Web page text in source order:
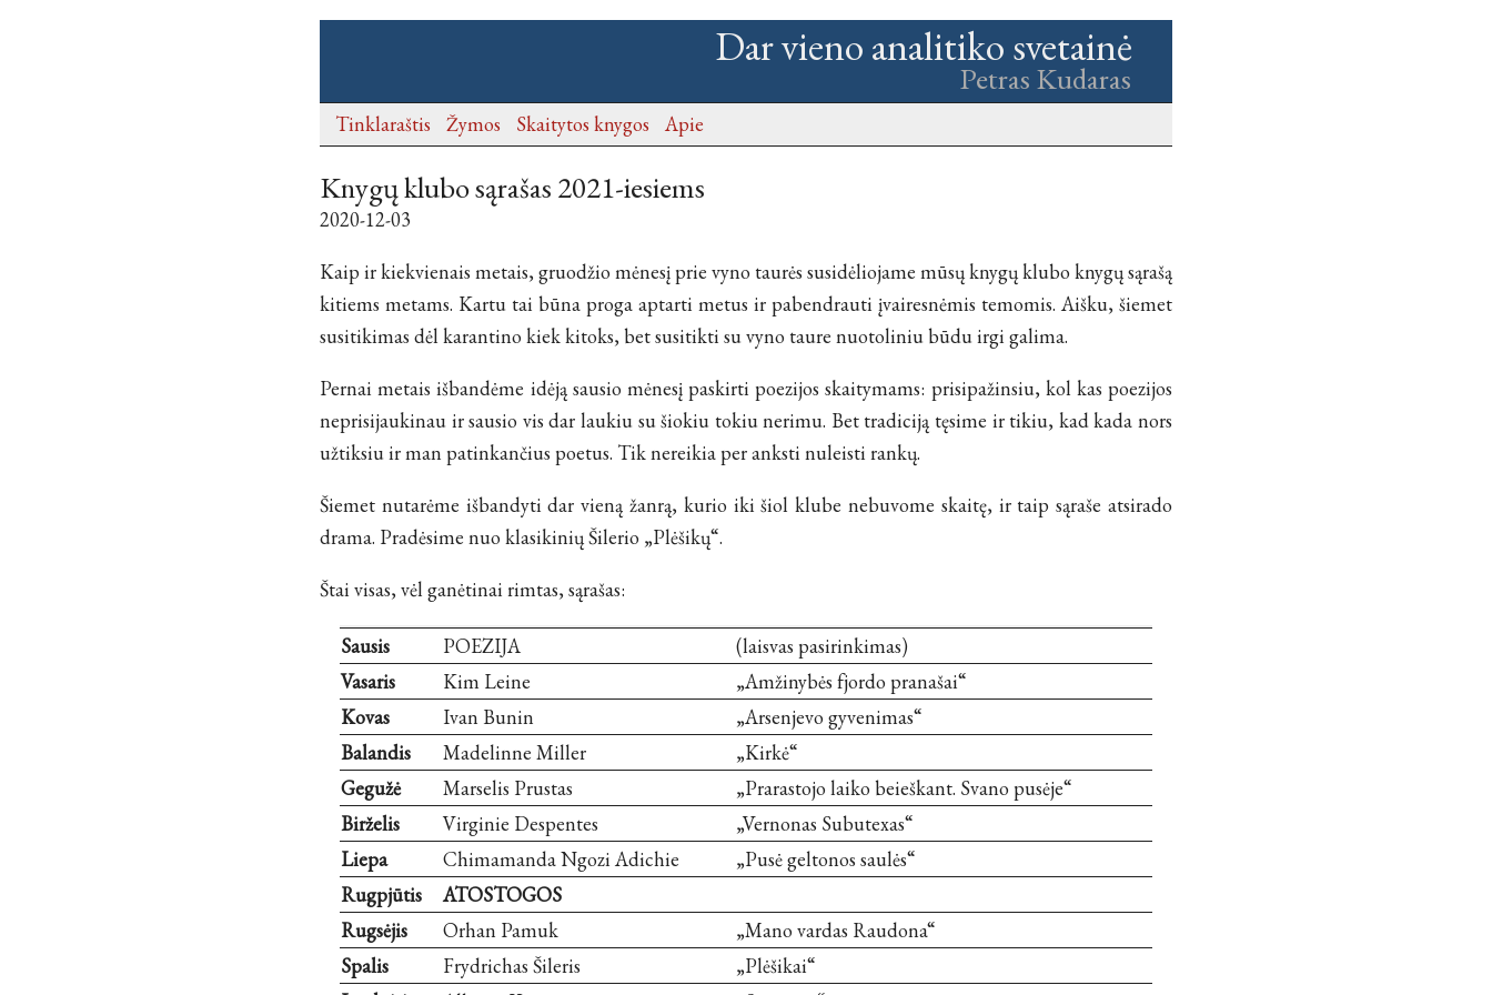
Dar vieno analitiko svetainė
Petras Kudaras
Tinklaraštis Žymos Skaitytos knygos Apie
Knygų klubo sąrašas 2021-iesiems
2020-12-03
Kaip ir kiekvienais metais, gruodžio mėnesį prie vyno taurės susidėliojame mūsų knygų klubo knygų sąrašą
kitiems metams. Kartu tai būna proga aptarti metus ir pabendrauti įvairesnėmis temomis. Aišku, šiemet
susitikimas dėl karantino kiek kitoks, bet susitikti su vyno taure nuotoliniu būdu irgi galima.
Pernai metais išbandėme idėją sausio mėnesį paskirti poezijos skaitymams: prisipažinsiu, kol kas poezijos
neprisijaukinau ir sausio vis dar laukiu su šiokiu tokiu nerimu. Bet tradiciją tęsime ir tikiu, kad kada nors
užtiksiu ir man patinkančius poetus. Tik nereikia per anksti nuleisti rankų.
Šiemet nutarėme išbandyti dar vieną žanrą, kurio iki šiol klube nebuvome skaitę, ir taip sąraše atsirado
drama. Pradėsime nuo klasikinių Šilerio „Plėšikų“.
Štai visas, vėl ganėtinai rimtas, sąrašas:
Sausis POEZIJA
(laisvas pasirinkimas)
Vasaris
Kim Leine
„Amžinybės fjordo pranašai“
Kovas
Ivan Bunin
„Arsenjevo gyvenimas“
Balandis
Madelinne Miller
„Kirkė“
Gegužė
Marselis Prustas
„Prarastojo laiko beieškant. Svano pusėje“
Birželis
Virginie Despentes
„Vernonas Subutexas“
Liepa
Chimamanda Ngozi Adichie
„Pusė geltonos saulės“
Rugpjūtis
ATOSTOGOS
Rugsėjis
Orhan Pamuk
„Mano vardas Raudona“
Spalis
Frydrichas Šileris
„Plėšikai“